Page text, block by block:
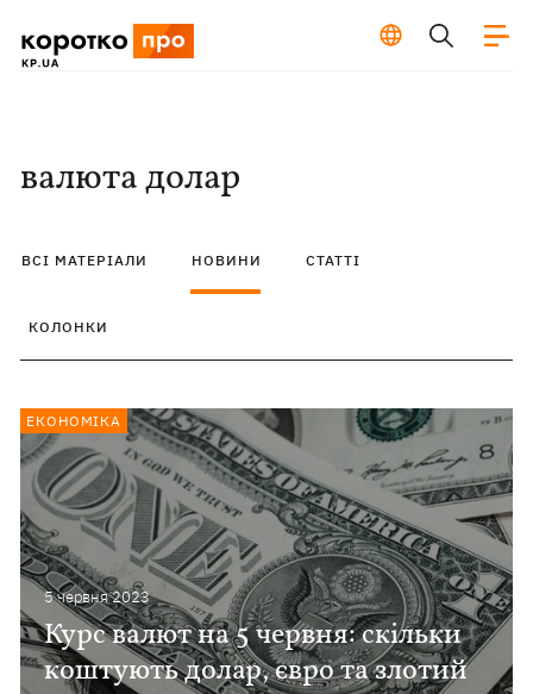
валюта долар
ВСІ МАТЕРІАЛИ НОВИНИ СТАТТІ
КОЛОНКИ
5 червня 2023
Курс валют на 5 червня: скільки
коштують долар, євро та злотий
ЕКОНОМІКА